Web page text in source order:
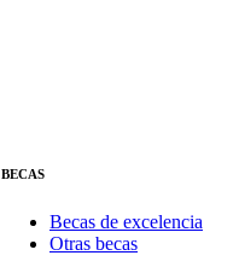
BECAS
Becas de excelencia
Otras becas